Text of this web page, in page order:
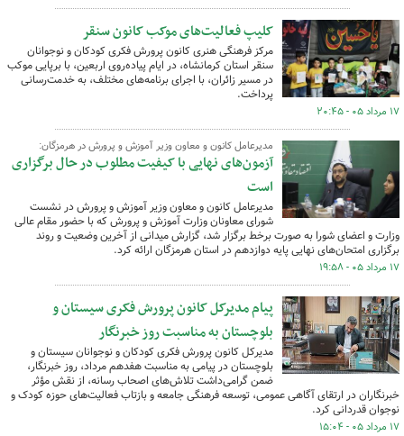
کلیپ فعالیت‌های موکب کانون سنقر
مرکز فرهنگی هنری کانون پرورش فکری کودکان و نوجوانان
سنقر استان کرمانشاه، در ایام پیاده‌روی اربعین، با برپایی موکب
در مسیر زائران، با اجرای برنامه‌های مختلف، به خدمت‌رسانی
پرداخت.
۱۷ مرداد ۰۵ - ۲۰:۴۵
مدیرعامل کانون و معاون وزیر آموزش و پرورش در هرمزگان:
آزمون‌های نهایی با کیفیت مطلوب در حال برگزاری
است
مدیرعامل کانون و معاون وزیر آموزش و پرورش ​در نشست
شورای معاونان وزارت آموزش و پرورش که با حضور مقام عالی
وزارت و اعضای شورا به صورت برخط برگزار شد، گزارش میدانی از آخرین وضعیت و روند
برگزاری امتحان‌های نهایی پایه دوازدهم در استان هرمزگان ارائه کرد.
۱۷ مرداد ۰۵ - ۱۹:۵۸
پیام مدیرکل کانون پرورش فکری سیستان و
بلوچستان به مناسبت روز خبرنگار
مدیرکل کانون پرورش فکری کودکان و نوجوانان سیستان و
بلوچستان در پیامی به مناسبت هفدهم مرداد، روز خبرنگار،
ضمن گرامی‌داشت تلاش‌های اصحاب رسانه، از نقش مؤثر
خبرنگاران در ارتقای آگاهی عمومی، توسعه فرهنگی جامعه و بازتاب فعالیت‌های حوزه کودک و
نوجوان قدردانی کرد.
۱۷ مرداد ۰۵ - ۱۵:۰۴